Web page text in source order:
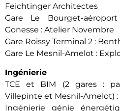
Feichtinger Architectes
Gare Le Bourget-
Gonesse : Atelier Novembre
Gare Roissy Terminal 2 :
Gare Le Mesnil-Amelot :
Ingénierie
TCE et BIM (2 gares :
Villepinte et Mesnil-Amelot) :
Ingénierie génie